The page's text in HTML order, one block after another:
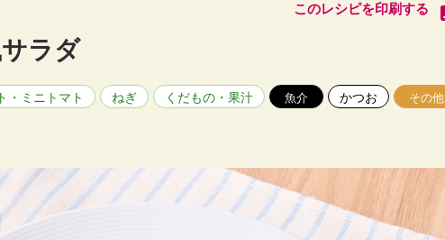
このレシピを印刷する
ラダ
・ミニトマト ねぎ くだもの・果汁 魚介 かつお その他